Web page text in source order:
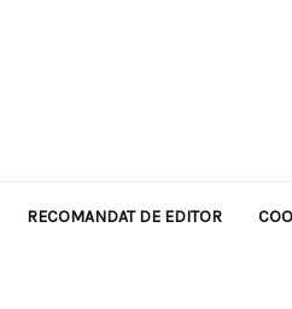
RECOMANDAT DE EDITOR